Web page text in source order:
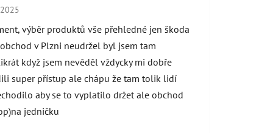
Bewertung beträgt 5 von 5 Sternen.
výběr produktů vše přehledné jen škoda
v Plzni neudržel byl jsem tam
když jsem nevěděl vždycky mi dobře
super přístup ale chápu že tam tolik lidí
aby se to vyplatilo držet ale obchod
jedničku